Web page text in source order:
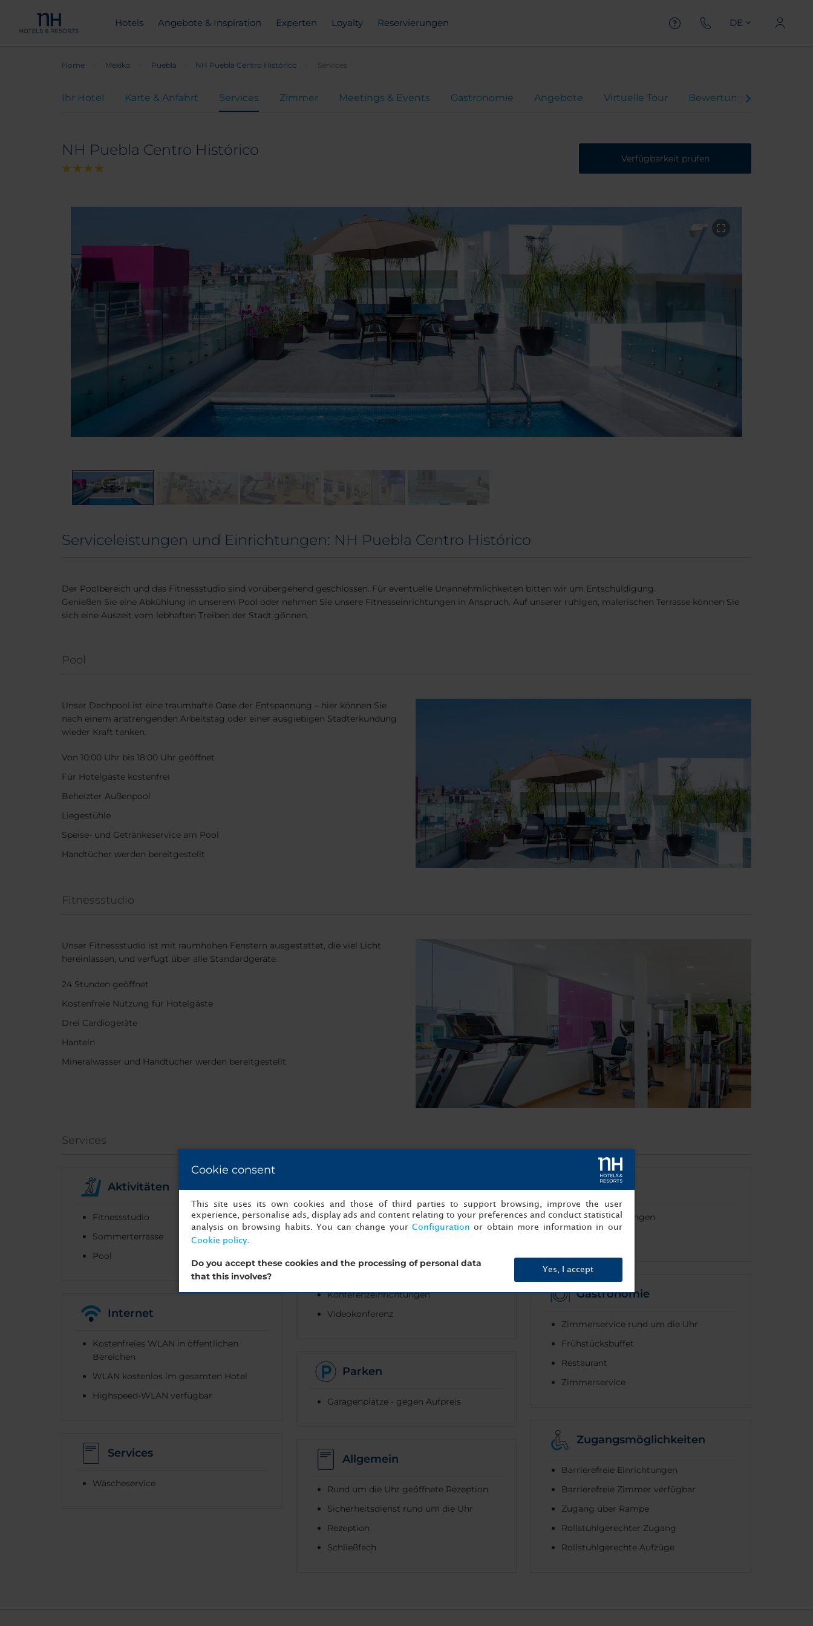
Hotels Angebote & Inspiration Experten Loyalty Reservierungen DE
Home Mexiko Puebla NH Puebla Centro Histórico Services
Ihr Hotel Karte & Anfahrt Services Zimmer Meetings & Events Gastronomie Angebote Virtuelle Tour Bewertungen
NH Puebla Centro Histórico Verfügbarkeit prüfen
Serviceleistungen und Einrichtungen: NH Puebla Centro Histórico
Der Poolbereich und das Fitnessstudio sind vorübergehend geschlossen. Für eventuelle Unannehmlichkeiten bitten wir um Entschuldigung.
Genießen Sie eine Abkühlung in unserem Pool oder nehmen Sie unsere Fitnesseinrichtungen in Anspruch. Auf unserer ruhigen, malerischen Terrasse können Sie
sich eine Auszeit vom lebhaften Treiben der Stadt gönnen.
Pool
Unser Dachpool ist eine traumhafte Oase der Entspannung – hier können Sie
nach einem anstrengenden Arbeitstag oder einer ausgiebigen Stadterkundung
wieder Kraft tanken.
Von 10:00 Uhr bis 18:00 Uhr geöffnet
Für Hotelgäste kostenfrei
Beheizter Außenpool
Liegestühle
Speise- und Getränkeservice am Pool
Handtücher werden bereitgestellt
Fitnessstudio
Unser Fitnessstudio ist mit raumhohen Fenstern ausgestattet, die viel Licht
hereinlassen, und verfügt über alle Standardgeräte.
24 Stunden geöffnet
Kostenfreie Nutzung für Hotelgäste
Drei Cardiogeräte
Hanteln
Mineralwasser und Handtücher werden bereitgestellt
Services
Aktivitäten
Fitnessstudio
Sommerterrasse
Pool
Business-Services
Audiovisuelle Ausrüstung
Konferenzeinrichtungen
Videokonferenz
Feiern
Banketteinrichtungen
Gastronomie
Zimmerservice rund um die Uhr
Frühstücksbuffet
Restaurant
Zimmerservice
Internet
Kostenfreies WLAN in öffentlichen
Bereichen
WLAN kostenlos im gesamten Hotel
Highspeed-WLAN verfügbar
Parken
Garagenplätze - gegen Aufpreis
Zugangsmöglichkeiten
Barrierefreie Einrichtungen
Barrierefreie Zimmer verfügbar
Zugang über Rampe
Rollstuhlgerechter Zugang
Rollstuhlgerechte Aufzüge
Services
Wäscheservice
Allgemein
Rund um die Uhr geöffnete Rezeption
Sicherheitsdienst rund um die Uhr
Rezeption
Schließfach
Cookie consent
This site uses its own cookies and those of third parties to support browsing, improve the user
experience, personalise ads, display ads and content relating to your preferences and conduct statistical
analysis on browsing habits. You can change your Configuration or obtain more information in our
Cookie policy.
Do you accept these cookies and the processing of personal data
that this involves?
Yes, I accept